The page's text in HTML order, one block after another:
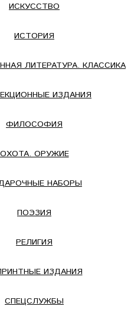
ИСКУССТВО
ИСТОРИЯ
ЛИТЕРАТУРА. КЛАССИКА
ИЗДАНИЯ
ФИЛОСОФИЯ
ОХОТА. ОРУЖИЕ
НАБОРЫ
ПОЭЗИЯ
РЕЛИГИЯ
ИЗДАНИЯ
СПЕЦСЛУЖБЫ